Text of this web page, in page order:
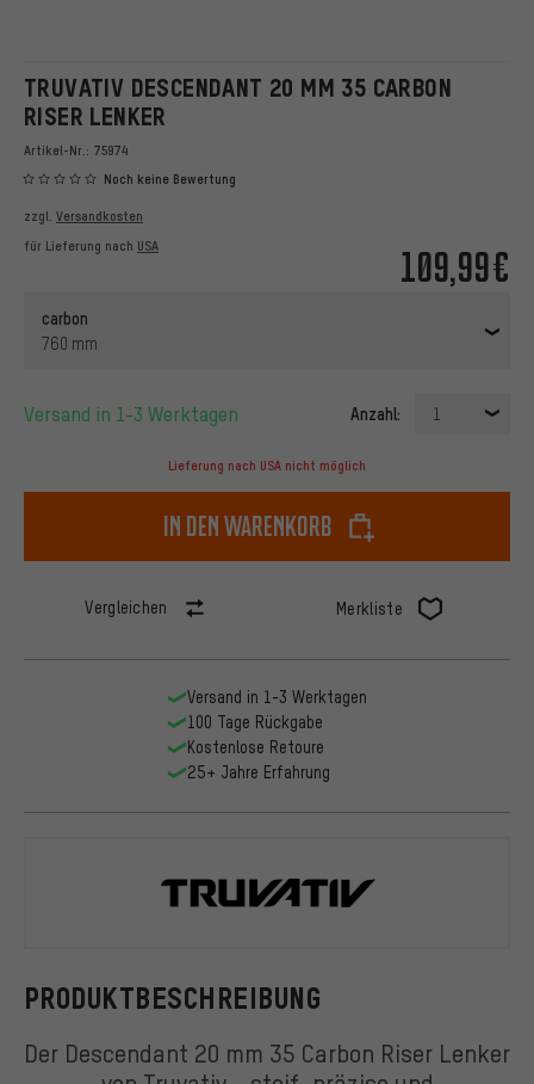
TRUVATIV DESCENDANT 20 MM 35 CARBON
RISER LENKER
Artikel-Nr.: 75974
Noch keine Bewertung
109,99€
zzgl. Versandkosten
für Lieferung nach USA
carbon
760 mm
Versand in 1-3 Werktagen Anzahl: 1
Lieferung nach USA nicht möglich
In den Warenkorb
Vergleichen Merkliste
PRODUKTBESCHREIBUNG
Der Descendant 20 mm 35 Carbon Riser Lenker
Versand in 1-3 Werktagen
100 Tage Rückgabe
Kostenlose Retoure
25+ Jahre Erfahrung